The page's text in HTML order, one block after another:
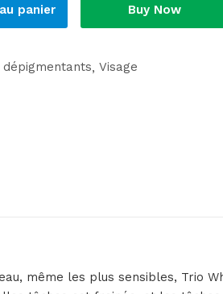
panier Buy Now
Visage
même les plus sensibles, Trio